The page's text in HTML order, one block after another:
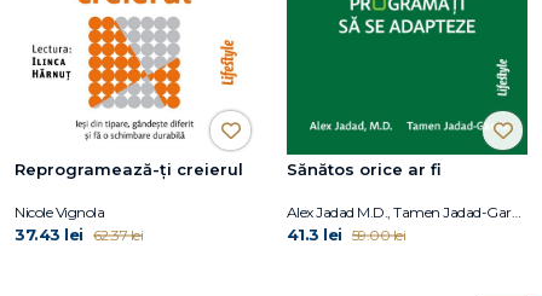
Reprogramează-ți creierul
Nicole Vignola
37.43 lei 62.37 lei
Sănătos orice ar fi
Alex Jadad M.D., Tamen Jadad-Garcia
41.3 lei 59.00 lei